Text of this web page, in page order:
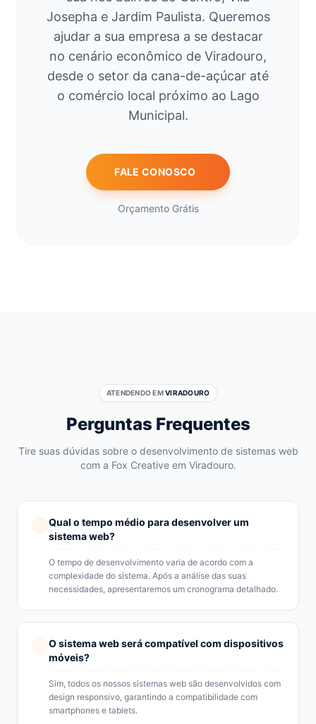
Josepha e Jardim Paulista. Queremos
ajudar a sua empresa a se destacar
no cenário econômico de Viradouro,
desde o setor da cana-de-açúcar até
o comércio local próximo ao Lago
Municipal.
FALE CONOSCO
Orçamento Grátis
ATENDENDO EMVIRADOURO
Perguntas Frequentes
Tire suas dúvidas sobre o desenvolvimento de sistemas web
com a Fox Creative em Viradouro.
Qual o tempo médio para desenvolver um
sistema web?
O tempo de desenvolvimento varia de acordo com a
complexidade do sistema. Após a análise das suas
necessidades, apresentaremos um cronograma detalhado.
O sistema web será compatível com dispositivos
móveis?
Sim, todos os nossos sistemas web são desenvolvidos com
design responsivo, garantindo a compatibilidade com
smartphones e tablets.